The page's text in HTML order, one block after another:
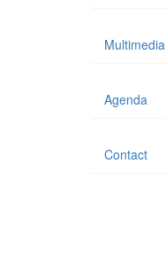
Multimedia
Agenda
Contact